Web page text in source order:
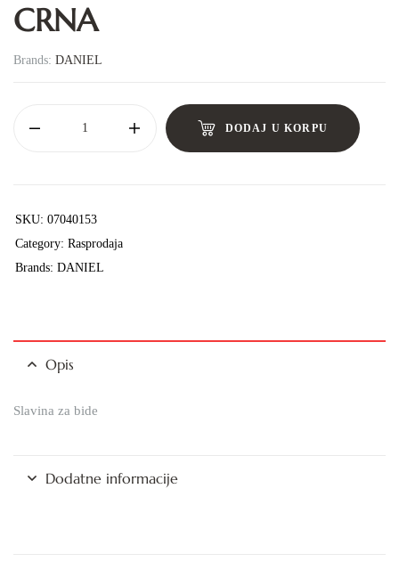
CRNA
Brands: DANIEL
DODAJ U KORPU
SKU: 07040153
Category: Rasprodaja
Brands: DANIEL
Opis
Slavina za bide
Dodatne informacije